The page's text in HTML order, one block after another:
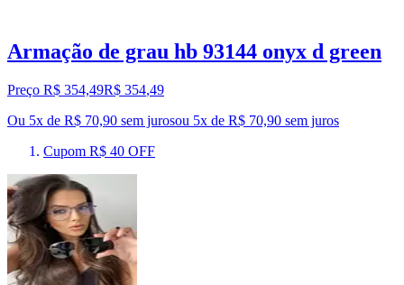
Armação de grau hb 93144 onyx d green
Preço R$ 354,49R$ 354,49
Ou 5x de R$ 70,90 sem jurosou 5x de R$ 70,90 sem juros
Cupom R$ 40 OFF